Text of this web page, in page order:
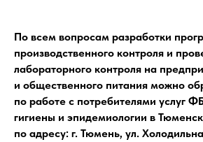
По всем вопросам разработки
производственного контроля и
лабораторного контроля на
и общественного питания можно
по работе с потребителями услуг
гигиены и эпидемиологии в
по адресу: г. Тюмень, ул.